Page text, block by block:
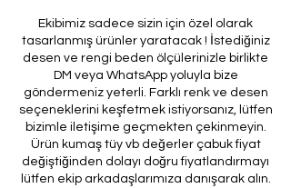
Ekibimiz sadece sizin için özel olarak
tasarlanmış ürünler yaratacak ! İstediğiniz
desen ve rengi beden ölçülerinizle birlikte
DM veya WhatsApp yoluyla bize
göndermeniz yeterli. Farklı renk ve desen
seçeneklerini keşfetmek istiyorsanız, lütfen
bizimle iletişime geçmekten çekinmeyin.
Ürün kumaş tüy vb değerler çabuk fiyat
değiştiğinden dolayı doğru fiyatlandırmayı
lütfen ekip arkadaşlarımıza danışarak alın.